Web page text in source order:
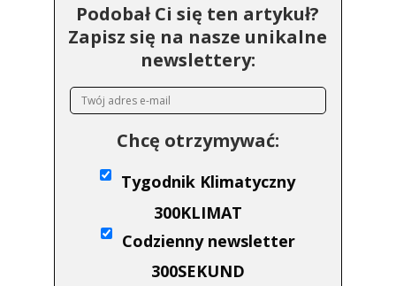
Podobał Ci się ten artykuł?
Zapisz się na nasze unikalne
newslettery:
Chcę otrzymywać:
Tygodnik Klimatyczny
300KLIMAT
Codzienny newsletter
300SEKUND